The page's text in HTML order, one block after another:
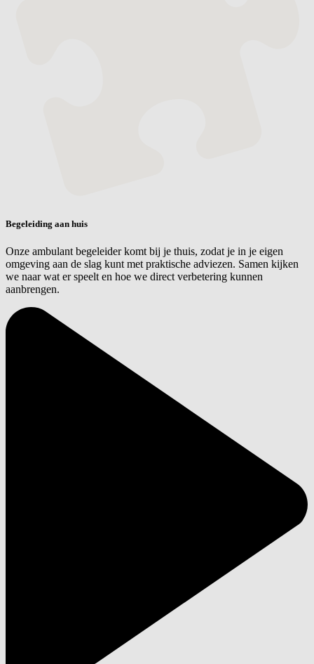
Begeleiding aan huis
Onze ambulant begeleider komt bij je thuis, zodat je in je eigen
omgeving aan de slag kunt met praktische adviezen. Samen kijken
we naar wat er speelt en hoe we direct verbetering kunnen
aanbrengen.